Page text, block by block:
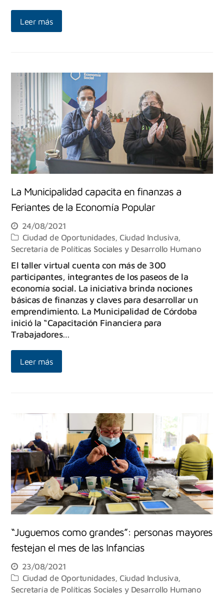
Leer más
La Municipalidad capacita en finanzas a
Feriantes de la Economía Popular
24/08/2021
Ciudad de Oportunidades,Ciudad Inclusiva,
Secretaría de Políticas Sociales y Desarrollo Humano
El taller virtual cuenta con más de 300
participantes, integrantes de los paseos de la
economía social. La iniciativa brinda nociones
básicas de finanzas y claves para desarrollar un
emprendimiento. La Municipalidad de Córdoba
inició la “Capacitación Financiera para
Trabajadores…
Leer más
“Juguemos como grandes”: personas mayores
festejan el mes de las Infancias
23/08/2021
Ciudad de Oportunidades ,Ciudad Inclusiva
Secretaría de Políticas Sociales y Desarrollo Humano